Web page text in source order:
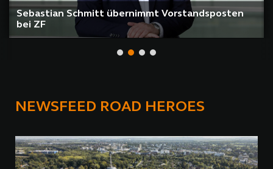
Sebastian Schmitt übernimmt Vorstandsposten
bei ZF
NEWSFEED ROAD HEROES